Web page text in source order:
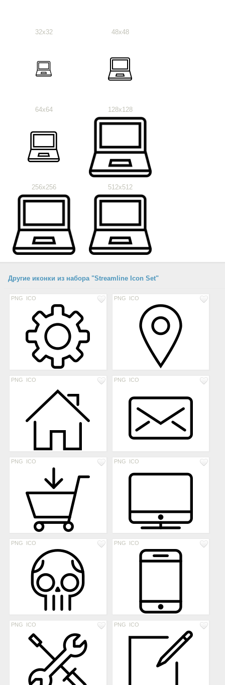
32x32 48x48
64x64 128x128
256x256 512x512
Другие иконки из набора "Streamline Icon Set"
PNG ICO PNG ICO
PNG ICO PNG ICO
PNG ICO PNG ICO
PNG ICO PNG ICO
PNG ICO PNG ICO